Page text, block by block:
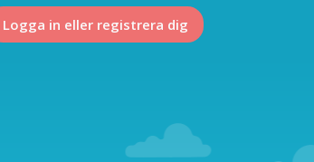
Logga in eller registrera dig